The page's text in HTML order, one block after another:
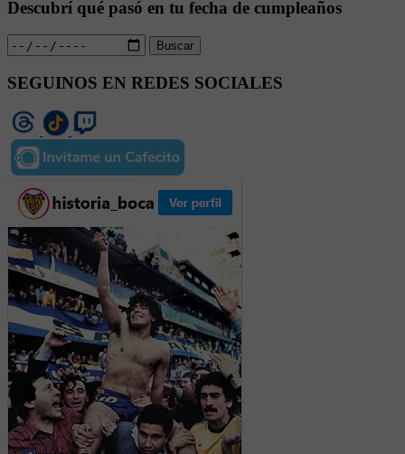
Descubrí qué pasó en tu fecha de cumpleaños
Buscar
SEGUINOS EN REDES SOCIALES